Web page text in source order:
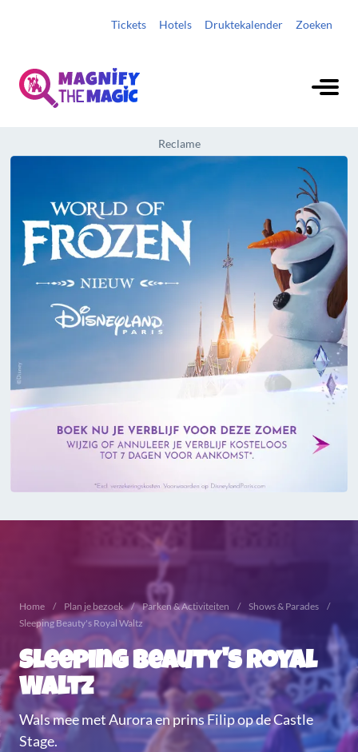
Tickets Hotels Druktekalender Zoeken
Reclame
Home Plan je bezoek Parken & Activiteiten
Shows & Parades
Sleeping Beauty's Royal Waltz
Sleeping Beauty's Royal
Waltz
Wals mee met Aurora en prins Filip op de Castle
Stage.